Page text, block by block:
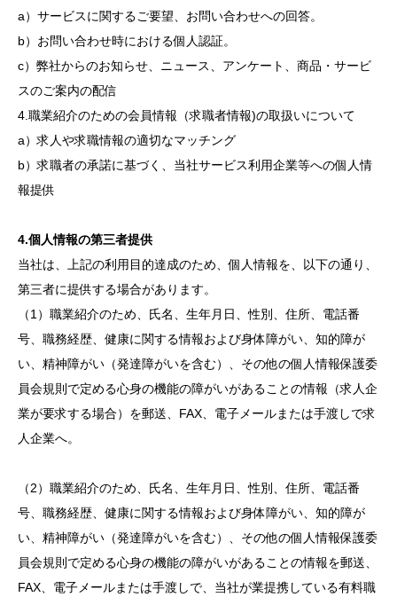
a）サービスに関するご要望、お問い合わせへの回答。
b）お問い合わせ時における個人認証。
c）弊社からのお知らせ、ニュース、アンケート、商品・サービ
スのご案内の配信
4.職業紹介のための会員情報（求職者情報)の取扱いについて
a）求人や求職情報の適切なマッチング
b）求職者の承諾に基づく、当社サービス利用企業等への個人情
報提供
4.個人情報の第三者提供
当社は、上記の利用目的達成のため、個人情報を、以下の通り、
第三者に提供する場合があります。
（1）職業紹介のため、氏名、生年月日、性別、住所、電話番
号、職務経歴、健康に関する情報および身体障がい、知的障が
い、精神障がい（発達障がいを含む）、その他の個人情報保護委
員会規則で定める心身の機能の障がいがあることの情報（求人企
業が要求する場合）を郵送、FAX、電子メールまたは手渡しで求
人企業へ。
（2）職業紹介のため、氏名、生年月日、性別、住所、電話番
号、職務経歴、健康に関する情報および身体障がい、知的障が
い、精神障がい（発達障がいを含む）、その他の個人情報保護委
員会規則で定める心身の機能の障がいがあることの情報を郵送、
FAX、電子メールまたは手渡しで、当社が業提携している有料職